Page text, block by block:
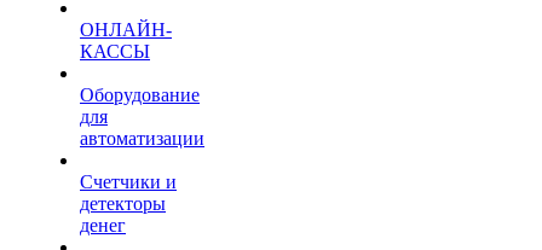
ОНЛАЙН-
КАССЫ
Оборудование
для
автоматизации
Счетчики и
детекторы
денег